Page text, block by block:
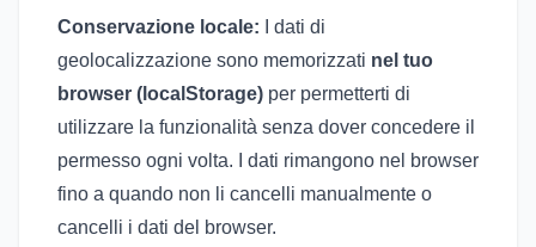
Conservazione locale: I dati di
geolocalizzazione sono memorizzati nel tuo
browser (localStorage) per permetterti di
utilizzare la funzionalità senza dover concedere il
permesso ogni volta. I dati rimangono nel browser
fino a quando non li cancelli manualmente o
cancelli i dati del browser.